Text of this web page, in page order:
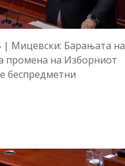
| Мицевски: Барањата на
промена на Изборниот
беспредметни